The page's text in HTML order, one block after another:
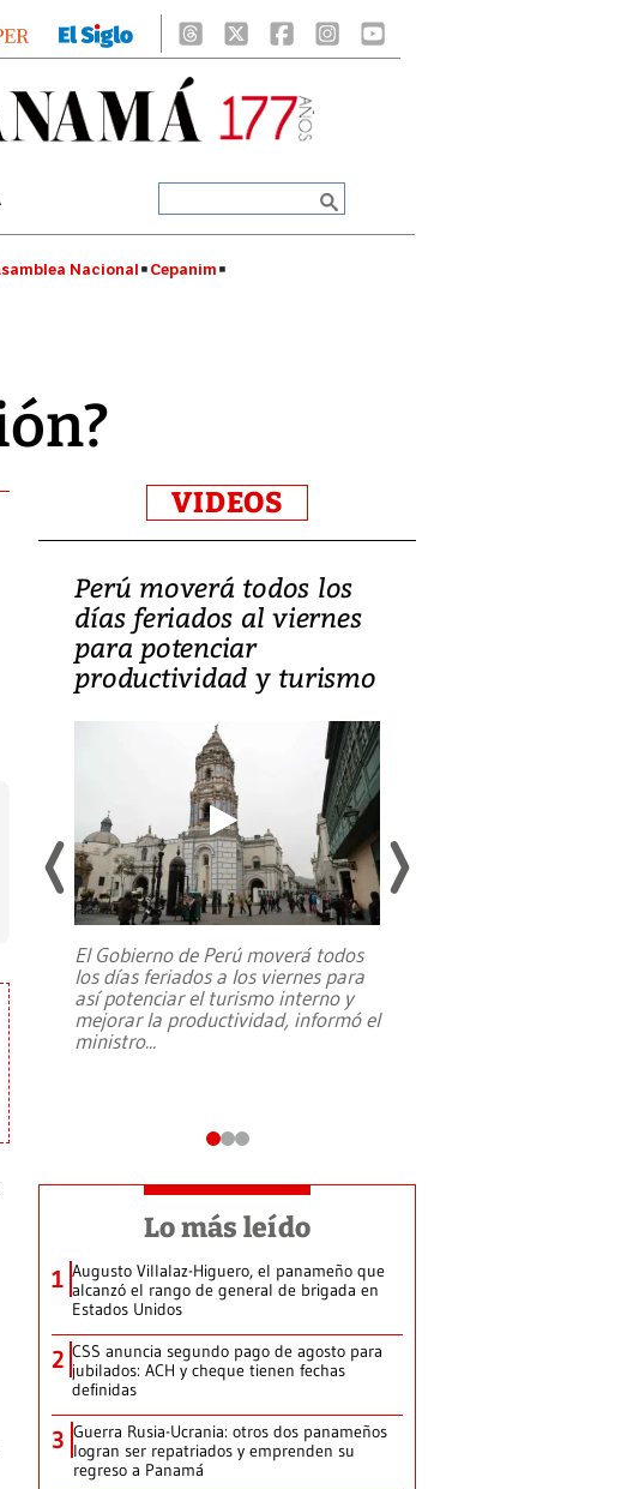
Nacional Cepanim
VIDEOS
Perú moverá todos los
días feriados al viernes
para potenciar
productividad y turismo
El Gobierno de Perú moverá todos
los días feriados a los viernes para
así potenciar el turismo interno y
mejorar la productividad, informó el
ministro...
Lo más leído
1 Augusto Villalaz-Higuero, el panameño que
alcanzó el rango de general de brigada en
Estados Unidos
2 CSS anuncia segundo pago de agosto para
jubilados: ACH y cheque tienen fechas
definidas
3 Guerra Rusia-Ucrania: otros dos panameños
logran ser repatriados y emprenden su
regreso a Panamá